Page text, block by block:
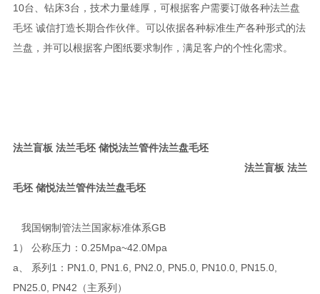
10台、钻床3台，技术力量雄厚，可根据客户需要订做各种法兰盘
毛坯 诚信打造长期合作伙伴。可以依据各种标准生产各种形式的法
兰盘，并可以根据客户图纸要求制作，满足客户的个性化需求。
法兰盲板 法兰毛坯 储悦法兰管件法兰盘毛坯
法兰盲板 法兰
毛坯 储悦法兰管件法兰盘毛坯
我国钢制管法兰国家标准体系GB
1） 公称压力：0.25Mpa~42.0Mpa
a、 系列1：PN1.0, PN1.6, PN2.0, PN5.0, PN10.0, PN15.0,
PN25.0, PN42（主系列）